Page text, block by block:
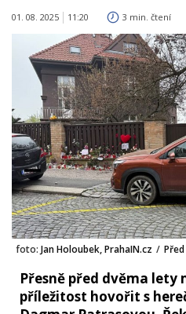
01. 08. 2025 11:20 3 min. čtení
foto: Jan Holoubek, PrahaIN.cz /
Přesně před dvěma lety
příležitost hovořit s